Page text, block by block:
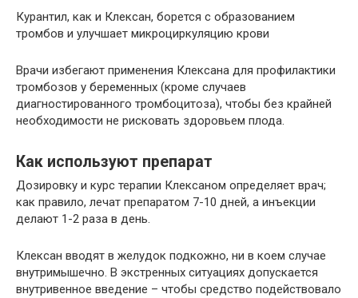
Курантил, как и Клексан, борется с образованием
тромбов и улучшает микроциркуляцию крови
Врачи избегают применения Клексана для профилактики
тромбозов у ​​беременных (кроме случаев
диагностированного тромбоцитоза), чтобы без крайней
необходимости не рисковать здоровьем плода.
Как используют препарат
Дозировку и курс терапии Клексаном определяет врач;
как правило, лечат препаратом 7-10 дней, а инъекции
делают 1-2 раза в день.
Клексан вводят в желудок подкожно, ни в коем случае
внутримышечно. В экстренных ситуациях допускается
внутривенное введение – чтобы средство подействовало